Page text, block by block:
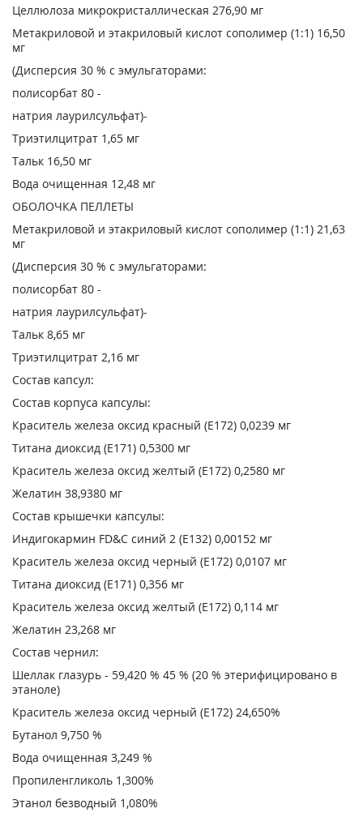
Целлюлоза микрокристаллическая 276,90 мг
Метакриловой и этакриловый кислот сополимер (1:1) 16,50
мг
(Дисперсия 30 % с эмульгаторами:
полисорбат 80 -
натрия лаурилсульфат)-
Триэтилцитрат 1,65 мг
Тальк 16,50 мг
Вода очищенная 12,48 мг
ОБОЛОЧКА ПЕЛЛЕТЫ
Метакриловой и этакриловый кислот сополимер (1:1) 21,63
мг
(Дисперсия 30 % с эмульгаторами:
полисорбат 80 -
натрия лаурилсульфат)-
Тальк 8,65 мг
Триэтилцитрат 2,16 мг
Состав капсул:
Состав корпуса капсулы:
Краситель железа оксид красный (Е172) 0,0239 мг
Титана диоксид (Е171) 0,5300 мг
Краситель железа оксид желтый (Е172) 0,2580 мг
Желатин 38,9380 мг
Состав крышечки капсулы:
Индигокармин FD&C синий 2 (Е132) 0,00152 мг
Краситель железа оксид черный (Е172) 0,0107 мг
Титана диоксид (Е171) 0,356 мг
Краситель железа оксид желтый (Е172) 0,114 мг
Желатин 23,268 мг
Состав чернил:
Шеллак глазурь - 59,420 % 45 % (20 % этерифицировано в
этаноле)
Краситель железа оксид черный (Е172) 24,650%
Бутанол 9,750 %
Вода очищенная 3,249 %
Пропиленгликоль 1,300%
Этанол безводный 1,080%